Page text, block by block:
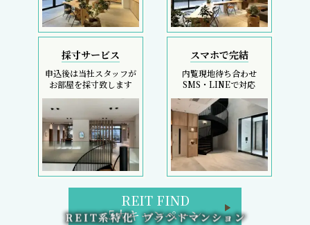
採寸サービス
申込後は当社スタッフが
お部屋を採寸致します
スマホで完結
内覧現地待ち合わせ
SMS・LINEで対応
REIT FIND
5大キャンペーン